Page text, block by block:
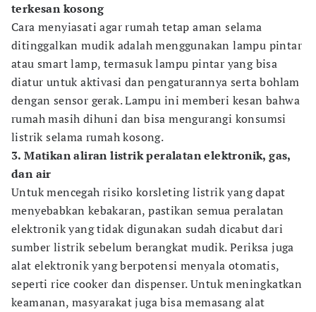
terkesan kosong
Cara menyiasati agar rumah tetap aman selama
ditinggalkan mudik adalah menggunakan lampu pintar
atau smart lamp, termasuk lampu pintar yang bisa
diatur untuk aktivasi dan pengaturannya serta bohlam
dengan sensor gerak. Lampu ini memberi kesan bahwa
rumah masih dihuni dan bisa mengurangi konsumsi
listrik selama rumah kosong.
3. Matikan aliran listrik peralatan elektronik, gas,
dan air
Untuk mencegah risiko korsleting listrik yang dapat
menyebabkan kebakaran, pastikan semua peralatan
elektronik yang tidak digunakan sudah dicabut dari
sumber listrik sebelum berangkat mudik. Periksa juga
alat elektronik yang berpotensi menyala otomatis,
seperti rice cooker dan dispenser. Untuk meningkatkan
keamanan, masyarakat juga bisa memasang alat